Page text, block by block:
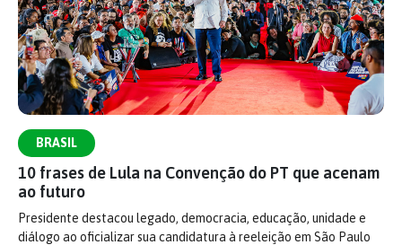
BRASIL
10 frases de Lula na Convenção do PT que acenam
ao futuro
Presidente destacou legado, democracia, educação, unidade e
diálogo ao oficializar sua candidatura à reeleição em São Paulo